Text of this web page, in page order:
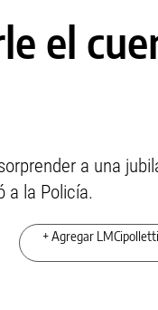
el
a una
a la Policía.
+ Agregar